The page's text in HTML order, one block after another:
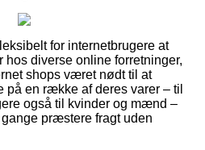
for internetbrugere at
hos diverse online forretninger,
shops været nødt til at
en række af deres varer – til
også til kvinder og mænd –
præstere fragt uden